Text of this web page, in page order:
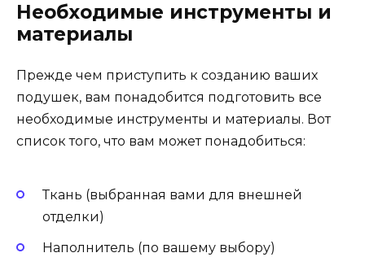
Необходимые инструменты и
материалы
Прежде чем приступить к созданию ваших
подушек, вам понадобится подготовить все
необходимые инструменты и материалы. Вот
список того, что вам может понадобиться:
Ткань (выбранная вами для внешней
отделки)
Наполнитель (по вашему выбору)